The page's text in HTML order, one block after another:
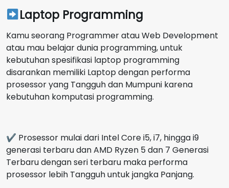
Laptop Programming
Kamu seorang Programmer atau Web Development
atau mau belajar dunia programming, untuk
kebutuhan spesifikasi laptop programming
disarankan memiliki Laptop dengan performa
prosessor yang Tangguh dan Mumpuni karena
kebutuhan komputasi programming.
✔ Prosessor mulai dari Intel Core i5, i7, hingga i9
generasi terbaru dan AMD Ryzen 5 dan 7 Generasi
Terbaru dengan seri terbaru maka performa
prosessor lebih Tangguh untuk jangka Panjang.